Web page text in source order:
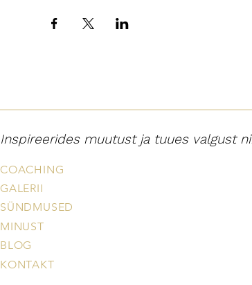
Inspireerides muutust ja tuues valgust
COACHING
GALERII
SÜNDMUSED
MINUST
BLOG
KONTAKT